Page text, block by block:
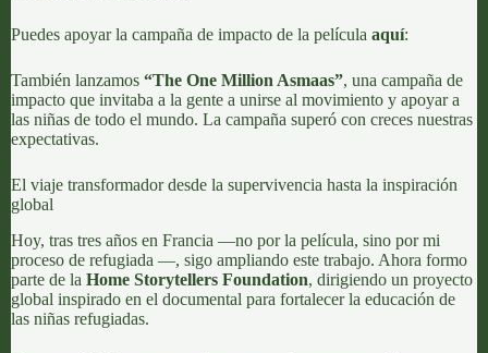
Puedes apoyar la campaña de impacto de la película aquí:
También lanzamos “The One Million Asmaas”, una campaña de
impacto que invitaba a la gente a unirse al movimiento y apoyar a
las niñas de todo el mundo. La campaña superó con creces nuestras
expectativas.
El viaje transformador desde la supervivencia hasta la inspiración
global
Hoy, tras tres años en Francia —no por la película, sino por mi
proceso de refugiada —, sigo ampliando este trabajo. Ahora formo
parte de la Home Storytellers Foundation, dirigiendo un proyecto
global inspirado en el documental para fortalecer la educación de
las niñas refugiadas.